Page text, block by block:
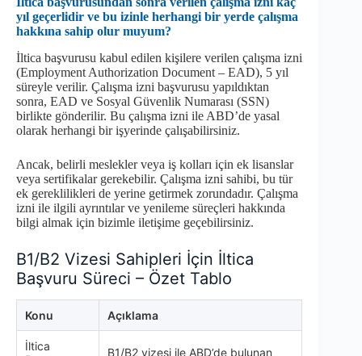
yıl geçerlidir ve bu izinle herhangi bir yerde çalışma
hakkına sahip olur muyum?
İltica başvurusu kabul edilen kişilere verilen çalışma izni
(Employment Authorization Document – EAD), 5 yıl
süreyle verilir. Çalışma izni başvurusu yapıldıktan
sonra, EAD ve Sosyal Güvenlik Numarası (SSN)
birlikte gönderilir. Bu çalışma izni ile ABD’de yasal
olarak herhangi bir işyerinde çalışabilirsiniz.
Ancak, belirli meslekler veya iş kolları için ek lisanslar
veya sertifikalar gerekebilir. Çalışma izni sahibi, bu tür
ek gereklilikleri de yerine getirmek zorundadır. Çalışma
izni ile ilgili ayrıntılar ve yenileme süreçleri hakkında
bilgi almak için bizimle iletişime geçebilirsiniz.
B1/B2 Vizesi Sahipleri İçin İltica
Başvuru Süreci – Özet Tablo
Konu Açıklama
İltica
B1/B2 vizesi ile ABD’de bulunan